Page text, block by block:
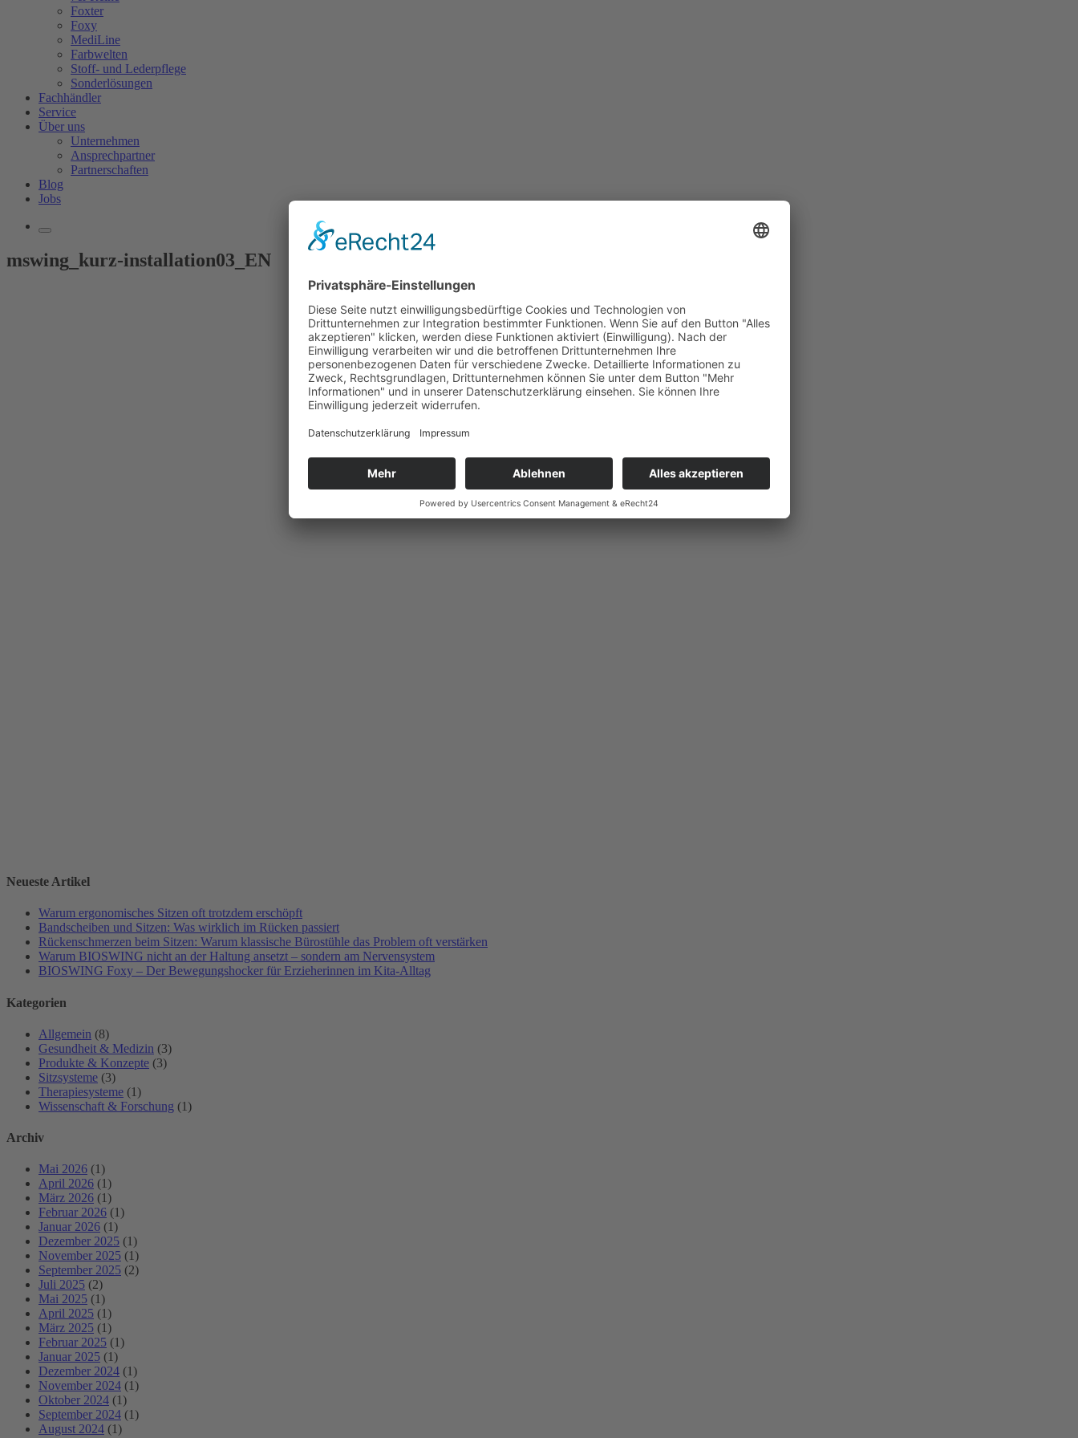
Foxter
Foxy
MediLine
Farbwelten
Stoff- und Lederpflege
Sonderlösungen
Fachhändler
Service
Über uns
Unternehmen
Ansprechpartner
Partnerschaften
Blog
Jobs
mswing_kurz-installation03_EN
Neueste Artikel
Warum ergonomisches Sitzen oft trotzdem erschöpft
Bandscheiben und Sitzen: Was wirklich im Rücken passiert
Rückenschmerzen beim Sitzen: Warum klassische Bürostühle das Problem oft verstärken
Warum BIOSWING nicht an der Haltung ansetzt – sondern am Nervensystem
BIOSWING Foxy – Der Bewegungshocker für Erzieherinnen im Kita-Alltag
Kategorien
Allgemein (8)
Gesundheit & Medizin (3)
Produkte & Konzepte (3)
Sitzsysteme (3)
Therapiesysteme (1)
Wissenschaft & Forschung (1)
Archiv
Mai 2026 (1)
April 2026 (1)
März 2026 (1)
Februar 2026 (1)
Januar 2026 (1)
Dezember 2025 (1)
November 2025 (1)
September 2025 (2)
Juli 2025 (2)
Mai 2025 (1)
April 2025 (1)
März 2025 (1)
Februar 2025 (1)
Januar 2025 (1)
Dezember 2024 (1)
November 2024 (1)
Oktober 2024 (1)
September 2024 (1)
August 2024 (1)